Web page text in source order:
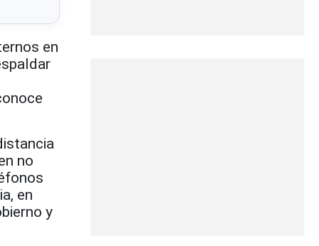
en
no
en
y